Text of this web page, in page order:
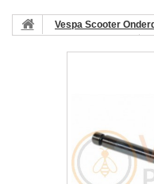
Vespa Scooter